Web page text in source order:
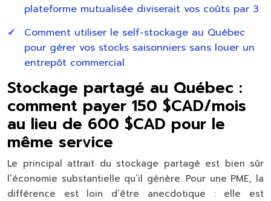
plateforme mutualisée diviserait vos coûts par 3
Comment utiliser le self-stockage au Québec
pour gérer vos stocks saisonniers sans louer un
entrepôt commercial
Stockage partagé au Québec :
comment payer 150 $CAD/mois
au lieu de 600 $CAD pour le
même service
Le principal attrait du stockage partagé est bien sûr
l’économie substantielle qu’il génère. Pour une PME, la
différence est loin d’être anecdotique : elle est